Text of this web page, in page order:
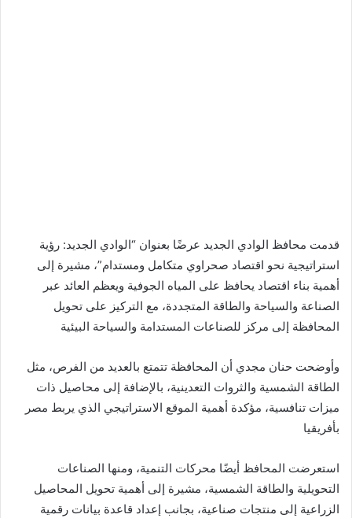
قدمت محافظ الوادي الجديد عرضًا بعنوان “الوادي الجديد: رؤية
استراتيجية نحو اقتصاد صحراوي متكامل ومستدام”، مشيرة إلى
أهمية بناء اقتصاد يحافظ على المياه الجوفية ويعظم العائد عبر
الصناعة والسياحة والطاقة المتجددة، مع التركيز على تحويل
المحافظة إلى مركز للصناعات المستدامة والسياحة البيئية
وأوضحت حنان مجدي أن المحافظة تتمتع بالعديد من الفرص، مثل
الطاقة الشمسية والثروات التعدينية، بالإضافة إلى محاصيل ذات
ميزات تنافسية، مؤكدة أهمية الموقع الاستراتيجي الذي يربط مصر
بأفريقيا
استعرضت المحافظ أيضًا محركات التنمية، ومنها الصناعات
التحويلية والطاقة الشمسية، مشيرة إلى أهمية تحويل المحاصيل
الزراعية إلى منتجات صناعية، بجانب إعداد قاعدة بيانات رقمية